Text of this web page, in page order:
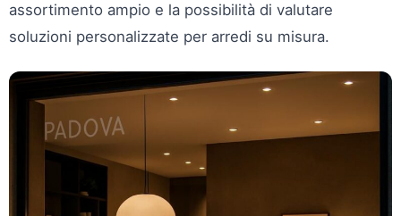
assortimento ampio e la possibilità di valutare
soluzioni personalizzate per arredi su misura.